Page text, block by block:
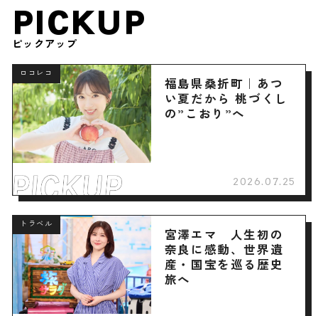
PICKUP
ピックアップ
ロコレコ
福島県桑折町｜あつ
い夏だから 桃づくし
の”こおり”へ
2026.07.25
トラベル
宮澤エマ 人生初の
奈良に感動、世界遺
産・国宝を巡る歴史
旅へ